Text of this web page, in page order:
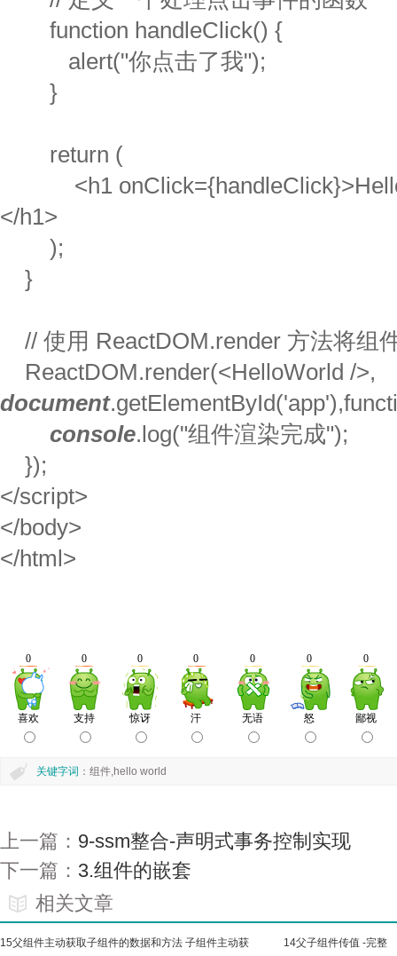
function handleClick() {
alert("你点击了我");
}
return (
<h1
</h1>
);
}
// 使用 ReactDOM.render 方法将组
ReactDOM.render(<HelloWorld />,
document
console.log("组件渲染完成");
});
</script>
</body>
</html>
关键字词 ：组件,hello world
上一篇： 9-ssm整合-声明式事务控制实现
下一篇： 3.组件的嵌套
相关文章
15父组件主动获取子组件的数据和方法 子组件主动获
14父子组件传值 -完整